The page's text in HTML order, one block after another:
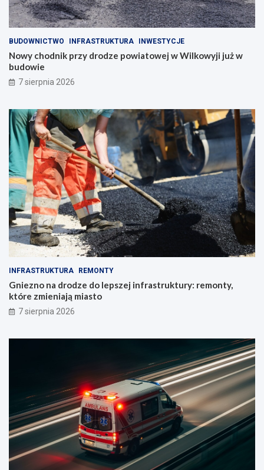
BUDOWNICTWO INFRASTRUKTURA INWESTYCJE
Nowy chodnik przy drodze powiatowej w Wilkowyji już w
budowie
7 sierpnia 2026
INFRASTRUKTURA REMONTY
Gniezno na drodze do lepszej infrastruktury: remonty,
które zmieniają miasto
7 sierpnia 2026